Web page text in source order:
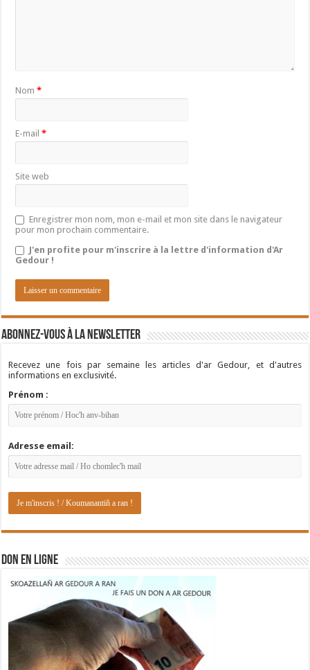
Nom*
E-mail*
Site web
Enregistrer mon nom, mon e-mail et mon site dans le navigateur
pour mon prochain commentaire.
J'en profite pour m'inscrire à la lettre d'information d'Ar
Gedour !
Abonnez-vous à la newsletter
Recevez une fois par semaine les articles d'ar Gedour, et d'autres
informations en exclusivité.
Prénom :
Adresse email:
DON EN LIGNE